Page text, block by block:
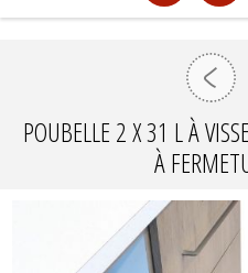
POUBELLE 2 X 31 L À
À